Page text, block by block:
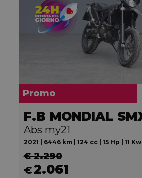
Promo
Abs my21
2021 | 6446 km | 124 cc | 15 Hp | 11 Kw
€ 2.290
€2.061